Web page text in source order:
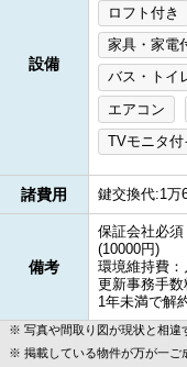
設備
ロフト付き
家具・家電
バス・トイ
エアコン
TVモニタ
諸費用 鍵交換代:1万
備考
保証会社必
(10000円)
環境維持費：
更新事務手数
1年未満で解
写真や間取り図が現状と相違
掲載している物件が万が一ご